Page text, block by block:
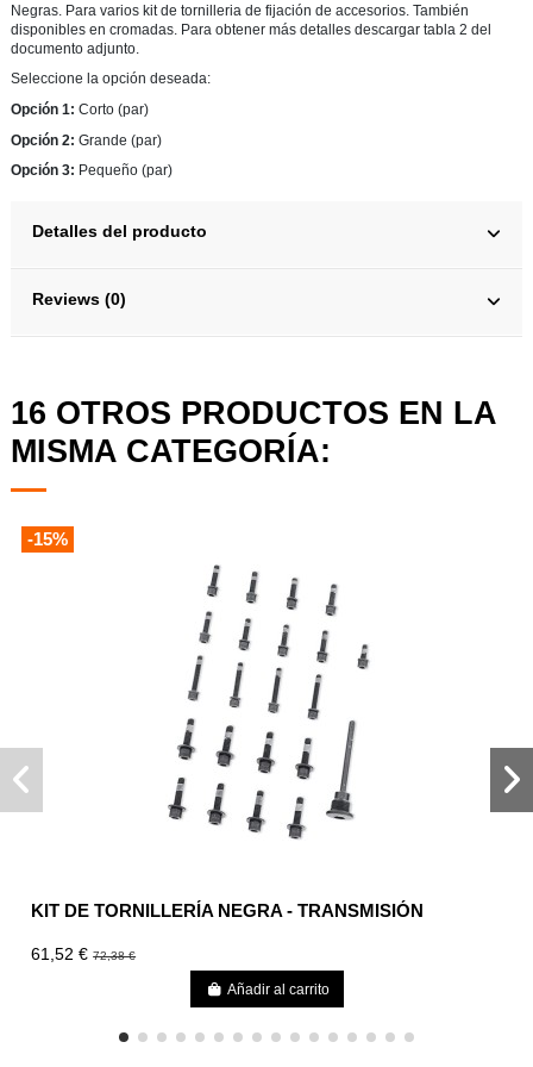
Negras. Para varios kit de tornilleria de fijación de accesorios. También
disponibles en cromadas. Para obtener más detalles descargar tabla 2 del
documento adjunto.
Seleccione la opción deseada:
Opción 1: Corto (par)
Opción 2: Grande (par)
Opción 3: Pequeño (par)
Detalles del producto
Reviews (0)
16 OTROS PRODUCTOS EN LA
MISMA CATEGORÍA:
-15%
KIT DE TORNILLERÍA NEGRA - TRANSMISIÓN
61,52 €72,38 €
Añadir al carrito